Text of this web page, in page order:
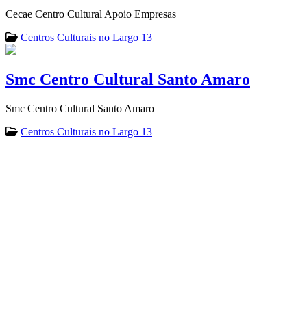
Cecae Centro Cultural Apoio Empresas
Centros Culturais no Largo 13
Smc Centro Cultural Santo Amaro
Smc Centro Cultural Santo Amaro
Centros Culturais no Largo 13